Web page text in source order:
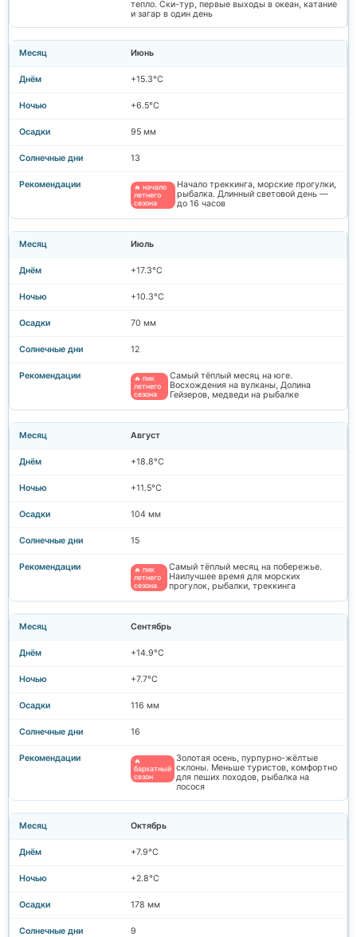
тепло. Ски-тур, первые выходы в океан, катание
и загар в один день
Июнь
+15.3°C
+6.5°C
95 мм
13
🔥 начало
летнего
сезона
Начало треккинга, морские прогулки,
рыбалка. Длинный световой день —
до 16 часов
Июль
+17.3°C
+10.3°C
70 мм
12
🔥 пик
летнего
сезона
Самый тёплый месяц на юге.
Восхождения на вулканы, Долина
Гейзеров, медведи на рыбалке
Август
+18.8°C
+11.5°C
104 мм
15
🔥 пик
летнего
сезона
Самый тёплый месяц на побережье.
Наилучшее время для морских
прогулок, рыбалки, треккинга
Сентябрь
+14.9°C
+7.7°C
116 мм
16
🔥
бархатный
сезон
Золотая осень, пурпурно-жёлтые
склоны. Меньше туристов, комфортно
для пеших походов, рыбалка на
лосося
Октябрь
+7.9°C
+2.8°C
178 мм
9